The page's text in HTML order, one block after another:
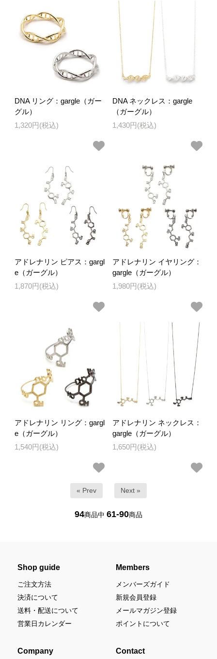
DNA リング：gargle（ガー
グル）
1,320円(税込)
DNA ネックレス：gargle
（ガーグル）
1,430円(税込)
アドレナリン ピアス：gargl
e（ガーグル）
1,870円(税込)
アドレナリン イヤリング：
gargle（ガーグル）
1,980円(税込)
アドレナリン リング：gargl
e（ガーグル）
1,540円(税込)
アドレナリン ネックレス：
gargle（ガーグル）
1,650円(税込)
« Prev Next »
94商品中 61-90商品
Shop guide
ご注文方法
決済について
送料・配送について
営業日カレンダー
Members
メンバーズガイド
新規会員登録
メールマガジン登録
ポイントについて
Company Contact